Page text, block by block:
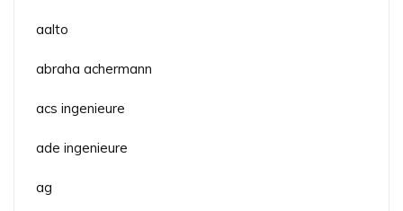
aalto
abraha achermann
acs ingenieure
ade ingenieure
ag